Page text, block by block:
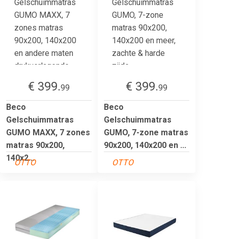
€ 399.99
Beco
Gelschuimmatras
GUMO MAXX, 7 zones
matras 90x200,
140x2...
OTTO
€ 399.99
Beco
Gelschuimmatras
GUMO, 7-zone matras
90x200, 140x200 en ...
OTTO